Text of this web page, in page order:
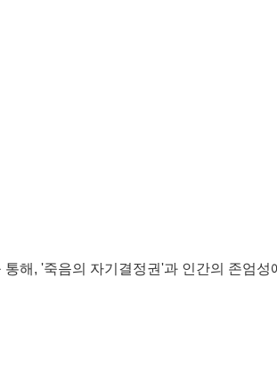
해, '죽음의 자기결정권'과 인간의 존엄